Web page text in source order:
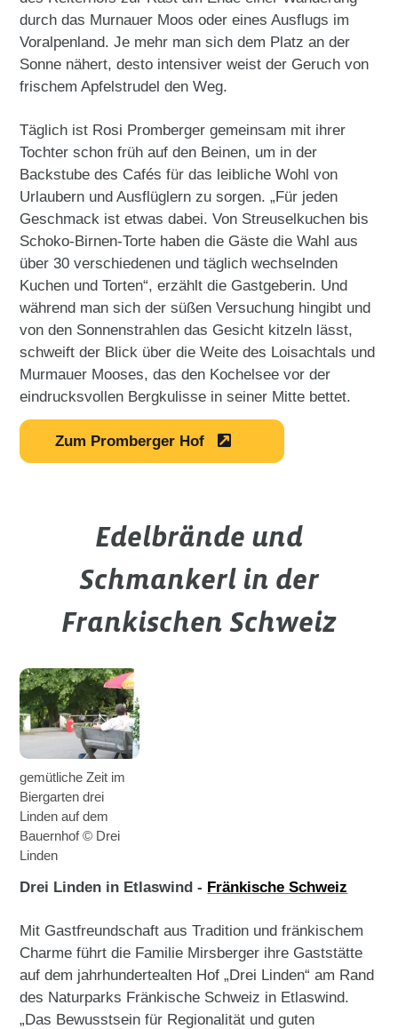
durch das Murnauer Moos oder eines Ausflugs im
Voralpenland. Je mehr man sich dem Platz an der
Sonne nähert, desto intensiver weist der Geruch von
frischem Apfelstrudel den Weg.
Täglich ist Rosi Promberger gemeinsam mit ihrer
Tochter schon früh auf den Beinen, um in der
Backstube des Cafés für das leibliche Wohl von
Urlaubern und Ausflüglern zu sorgen. „Für jeden
Geschmack ist etwas dabei. Von Streuselkuchen bis
Schoko-Birnen-Torte haben die Gäste die Wahl aus
über 30 verschiedenen und täglich wechselnden
Kuchen und Torten“, erzählt die Gastgeberin. Und
während man sich der süßen Versuchung hingibt und
von den Sonnenstrahlen das Gesicht kitzeln lässt,
schweift der Blick über die Weite des Loisachtals und
Murmauer Mooses, das den Kochelsee vor der
eindrucksvollen Bergkulisse in seiner Mitte bettet.
Zum Promberger Hof
Edelbrände und
Schmankerl in der
Frankischen Schweiz
gemütliche Zeit im
Biergarten drei
Linden auf dem
Bauernhof © Drei
Linden
Drei Linden in Etlaswind - Fränkische Schweiz
Mit Gastfreundschaft aus Tradition und fränkischem
Charme führt die Familie Mirsberger ihre Gaststätte
auf dem jahrhundertealten Hof „Drei Linden“ am Rand
des Naturparks Fränkische Schweiz in Etlaswind.
„Das Bewusstsein für Regionalität und guten